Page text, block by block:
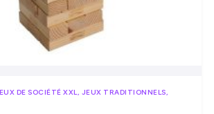
DE SOCIÉTÉ XXL, JEUX TRADITIONNELS,